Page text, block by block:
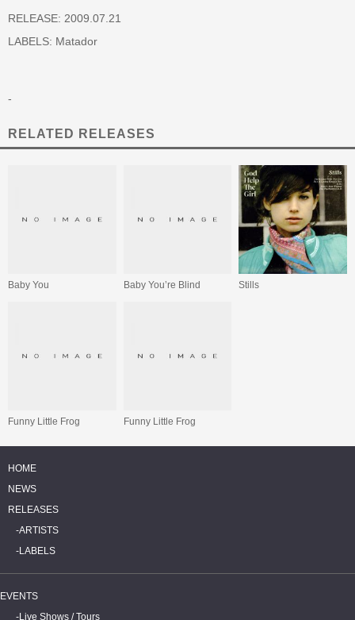
RELEASE: 2009.07.21
LABELS: Matador
-
RELATED RELEASES
Baby You Baby You’re Blind Stills
Funny Little Frog Funny Little Frog
HOME
NEWS
RELEASES
ARTISTS
LABELS
EVENTS
Live Shows / Tours